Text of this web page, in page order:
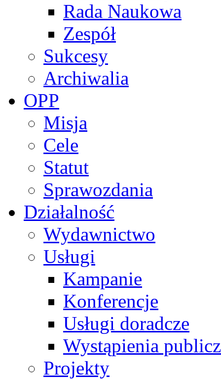
Rada Naukowa
Zespół
Sukcesy
Archiwalia
OPP
Misja
Cele
Statut
Sprawozdania
Działalność
Wydawnictwo
Usługi
Kampanie
Konferencje
Usługi doradcze
Wystąpienia
Projekty